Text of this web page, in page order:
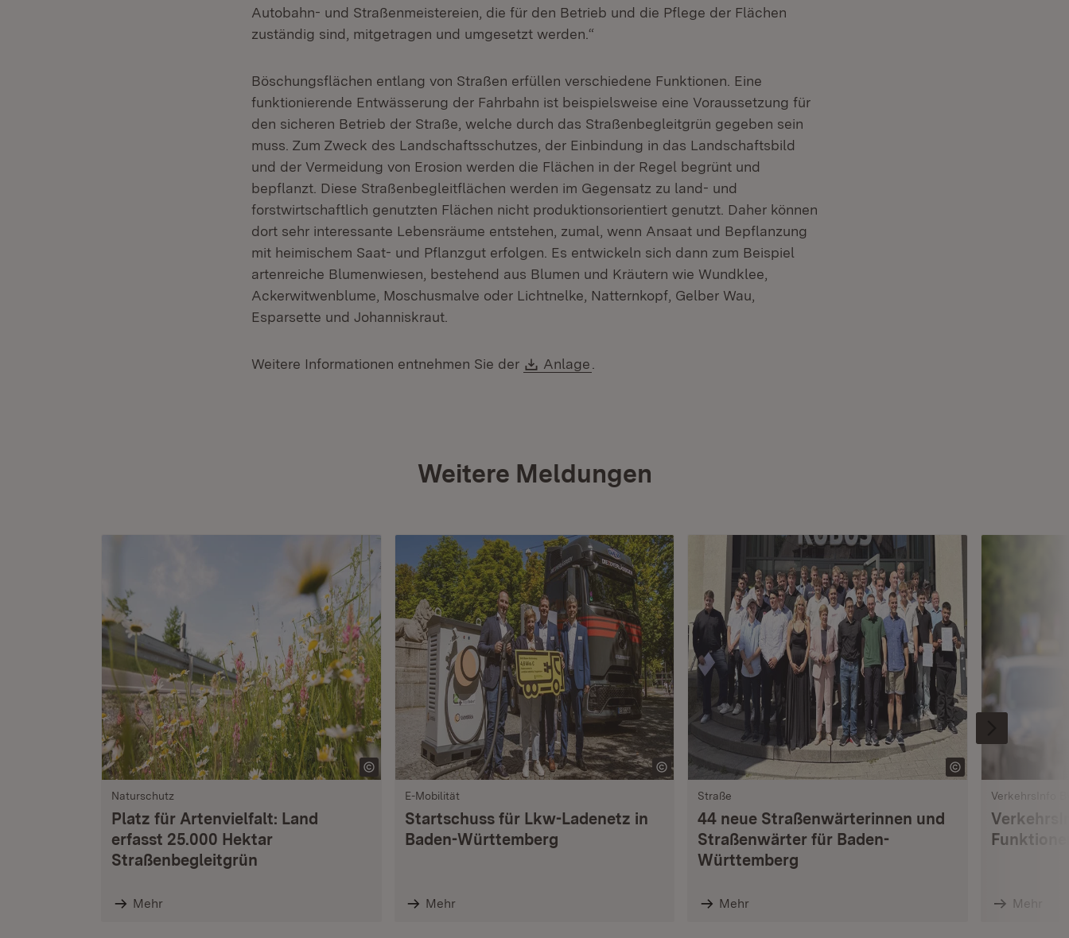
Autobahn- und Straßenmeistereien, die für den Betrieb und die Pflege der Flächen
zuständig sind, mitgetragen und umgesetzt werden.“
Böschungsflächen entlang von Straßen erfüllen verschiedene Funktionen. Eine
funktionierende Entwässerung der Fahrbahn ist beispielsweise eine Voraussetzung für
den sicheren Betrieb der Straße, welche durch das Straßenbegleitgrün gegeben sein
muss. Zum Zweck des Landschaftsschutzes, der Einbindung in das Landschaftsbild
und der Vermeidung von Erosion werden die Flächen in der Regel begrünt und
bepflanzt. Diese Straßenbegleitflächen werden im Gegensatz zu land- und
forstwirtschaftlich genutzten Flächen nicht produktionsorientiert genutzt. Daher können
dort sehr interessante Lebensräume entstehen, zumal, wenn Ansaat und Bepflanzung
mit heimischem Saat- und Pflanzgut erfolgen. Es entwickeln sich dann zum Beispiel
artenreiche Blumenwiesen, bestehend aus Blumen und Kräutern wie Wundklee,
Ackerwitwenblume, Moschusmalve oder Lichtnelke, Natternkopf, Gelber Wau,
Esparsette und Johanniskraut.
Weitere Informationen entnehmen Sie der Download:
Anlage
Weitere Meldungen
Naturschutz
Platz für Artenvielfalt: Land
erfasst 25.000 Hektar
Straßenbegleitgrün
Mehr
E-Mobilität
Startschuss für Lkw-Ladenetz in
Baden-Württemberg
Mehr
Straße
44 neue Straßenwärterinnen und
Straßenwärter für Baden-
Württemberg
Mehr
VerkehrsInfo
Mehr